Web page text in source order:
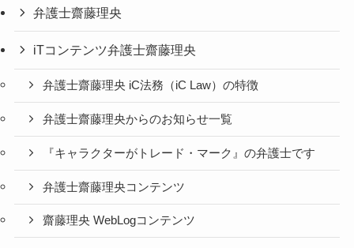
弁護士齋藤理央
iTコンテンツ弁護士齋藤理央
弁護士齋藤理央 iC法務（iC Law）の特徴
弁護士齋藤理央からのお知らせ一覧
『キャラクターがトレード・マーク』の弁護士です
弁護士齋藤理央コンテンツ
齋藤理央 WebLogコンテンツ